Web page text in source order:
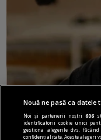
nici așa, nici
Cum trebuie să
Nu cred în nici o
Nouă ne pasă ca datele
Noi și partenerii noștri606
identificatorii cookie unici
gestiona alegerile dvs.
confidențialitate. Aceste alegeri